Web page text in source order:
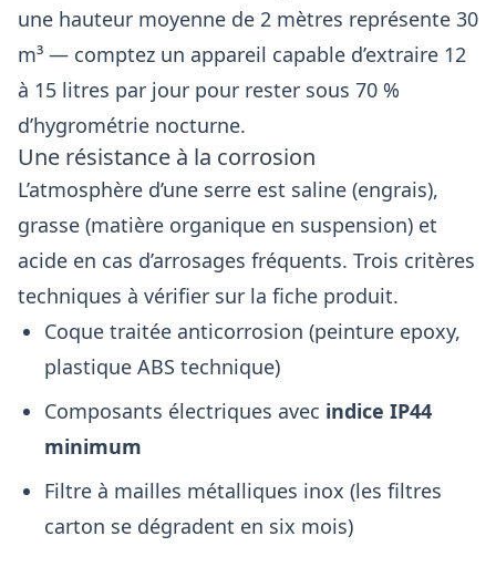
une hauteur moyenne de 2 mètres représente 30
m³ — comptez un appareil capable d’extraire 12
à 15 litres par jour pour rester sous 70 %
d’hygrométrie nocturne.
Une résistance à la corrosion
L’atmosphère d’une serre est saline (engrais),
grasse (matière organique en suspension) et
acide en cas d’arrosages fréquents. Trois critères
techniques à vérifier sur la fiche produit.
Coque traitée anticorrosion (peinture epoxy,
plastique ABS technique)
Composants électriques avec indice IP44
minimum
Filtre à mailles métalliques inox (les filtres
carton se dégradent en six mois)